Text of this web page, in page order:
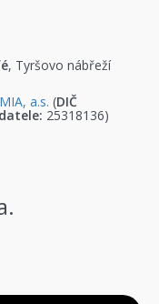
, Tyršovo nábřeží
a.s. (DIČ
25318136)